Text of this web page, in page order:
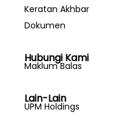
Keratan Akhbar
Dokumen
Hubungi Kami
Maklum Balas
Lain-Lain
UPM Holdings